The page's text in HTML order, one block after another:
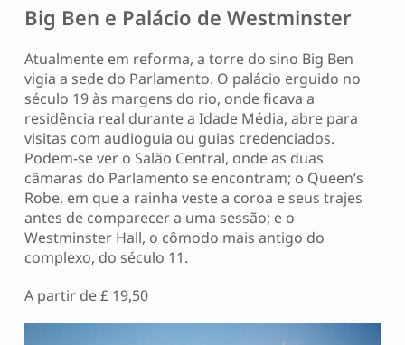
Big Ben e Palácio de Westminster
Atualmente em reforma, a torre do sino Big Ben
vigia a sede do Parlamento. O palácio erguido no
século 19 às margens do rio, onde ficava a
residência real durante a Idade Média, abre para
visitas com audioguia ou guias credenciados.
Podem-se ver o Salão Central, onde as duas
câmaras do Parlamento se encontram; o Queen’s
Robe, em que a rainha veste a coroa e seus trajes
antes de comparecer a uma sessão; e o
Westminster Hall, o cômodo mais antigo do
complexo, do século 11.
A partir de £ 19,50